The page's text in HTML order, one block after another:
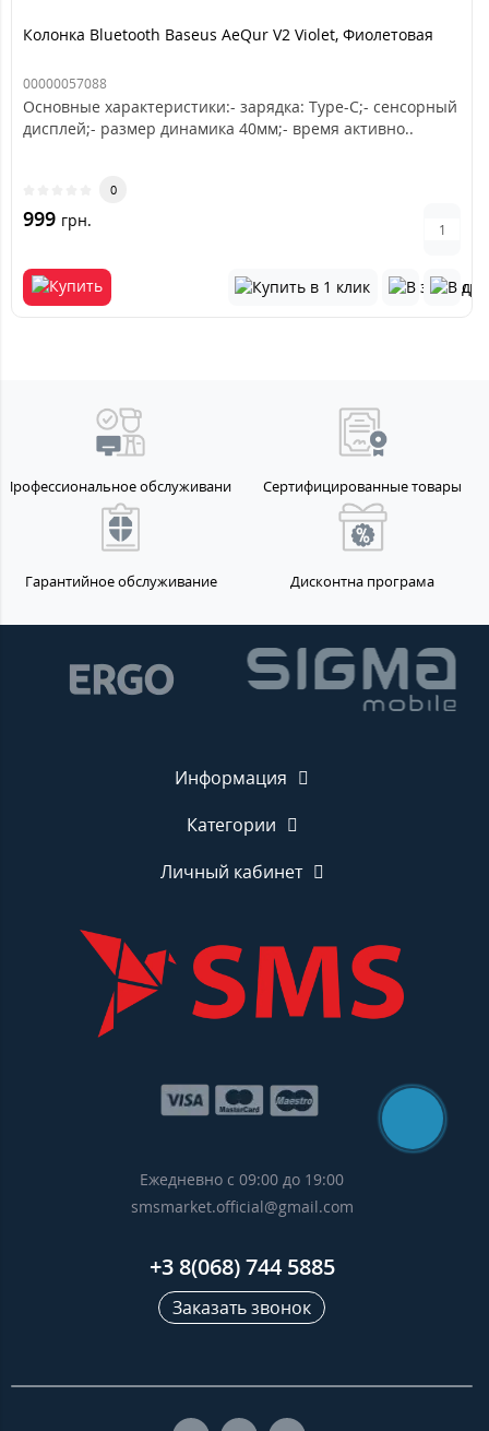
Колонка Bluetooth Baseus AeQur V2 Violet, Фиолетовая
00000057088
Основные характеристики:- зарядка: Type-C;- сенсорный
дисплей;- размер динамика 40мм;- время активно..
0
999 грн.
Профессиональное обслуживание Сертифицированные товары
Гарантийное обслуживание Дисконтна програма
Информация
Категории
Личный кабинет
Ежедневно с 09:00 до 19:00
smsmarket.official@gmail.com
+3 8(068) 744 5885
Заказать звонок